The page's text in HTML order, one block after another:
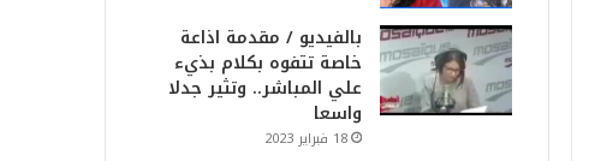
بالفيديو / مقدمة اذاعة
خاصة تتفوه بكلام بذيء
علي المباشر.. وتثير جدلا
واسعا
18 فبراير 2023